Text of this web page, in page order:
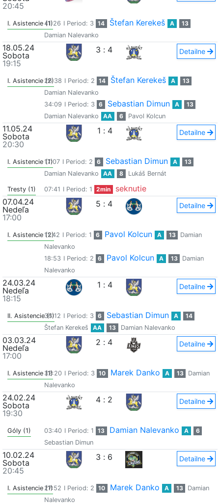
20:45
I. Asistencie (1)41:26 I Period: 3 14 Štefan Kerekeš A
13
Damian Nalevanko
18.05.24
Sobota
19:15
3 : 4 Detailne
I. Asistencie (2)26:38 I Period: 2 14 Štefan Kerekeš A
13
Damian Nalevanko
34:09 I Period: 3 6 Sebastian Dimun A
13
Damian Nalevanko
AA 6 Pavol Kolcun
11.05.24
Sobota
20:30
1 : 4 Detailne
I. Asistencie (1)
17:07 I Period: 2 6 Sebastian Dimun A
13
Damian Nalevanko
AA 8 Lukáš Bernát
Tresty (1) 07:41 I Period: 1 2min
seknutie
07.04.24
Nedeľa
17:00
5 : 4 Detailne
I. Asistencie (2)
11:42 I Period: 1 6 Pavol Kolcun A 13
Damian
Nalevanko
18:53 I Period: 2 6 Pavol Kolcun A 13
Damian
Nalevanko
24.03.24
Nedeľa
18:15
1 : 4 Detailne
II. Asistencie (1)
36:12 I Period: 3 6 Sebastian Dimun A
14
Štefan Kerekeš
AA 13 Damian Nalevanko
03.03.24
Nedeľa
17:00
2 : 4 Detailne
I. Asistencie (1)32:20 I Period: 3 10 Marek Danko A 13
Damian
Nalevanko
24.02.24
Sobota
19:30
4 : 2 Detailne
Góly (1) 03:40 I Period: 1 13 Damian Nalevanko A
6
Sebastian Dimun
10.02.24
Sobota
20:45
3 : 6 Detailne
I. Asistencie (1)27:52 I Period: 2 10 Marek Danko A 13
Damian
Nalevanko